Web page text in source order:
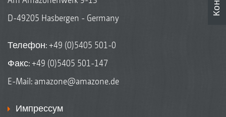
D-49205 Hasbergen - Germany
Телефон:+49 (0)5405 501-0
Факс: +49 (0)5405 501-147
E-Mail: amazone@amazone.de
Импрессум